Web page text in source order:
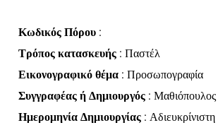
Κωδικός Πόρου:
Τρόπος κατασκευής: Παστέλ
Εικονογραφικό θέμα: Προσωπογραφία
Συγγραφέας ή Δημιουργός:
Ημερομηνία Δημιουργίας: Αδιευκρίνιστη